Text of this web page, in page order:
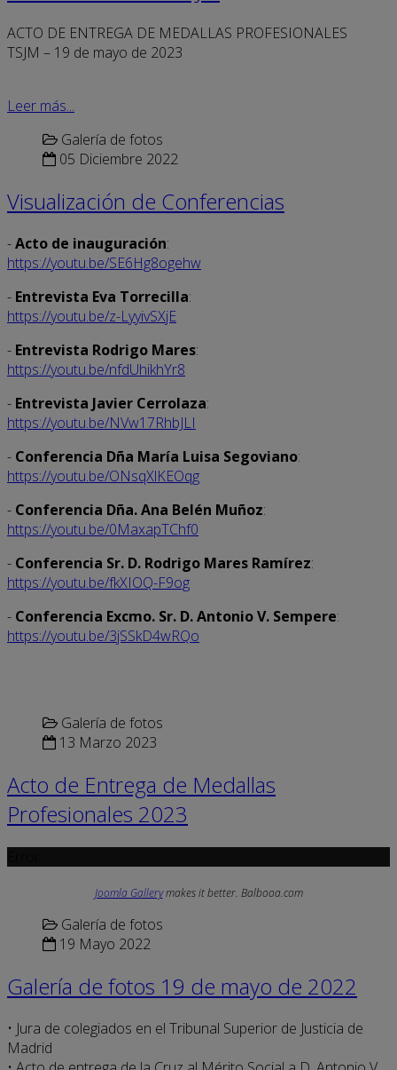
ACTO DE ENTREGA DE MEDALLAS PROFESIONALES
TSJM – 19 de mayo de 2023
Leer más...
Galería de fotos
05 Diciembre 2022
Visualización de Conferencias
-Acto de inauguración:
https://youtu.be/SE6Hg8ogehw
- Entrevista Eva Torrecilla:
https://youtu.be/z-LyyivSXjE
- Entrevista Rodrigo Mares:
https://youtu.be/nfdUhikhYr8
- Entrevista Javier Cerrolaza:
https://youtu.be/NVw17RhbJLI
- Conferencia Dña María Luisa Segoviano:
https://youtu.be/ONsqXlKEOqg
- Conferencia Dña. Ana Belén Muñoz:
https://youtu.be/0MaxapTChf0
- Conferencia Sr. D. Rodrigo Mares Ramírez:
https://youtu.be/fkXIOQ-F9og
- Conferencia Excmo. Sr. D. Antonio V. Sempere:
https://youtu.be/3jSSkD4wRQo
Galería de fotos
13 Marzo 2023
Acto de Entrega de Medallas
Profesionales 2023
Joomla Gallerymakes it better. Balbooa.com
Galería de fotos
19 Mayo 2022
Galería de fotos 19 de mayo de 2022
• Jura de colegiados en el Tribunal Superior de Justicia de
Madrid